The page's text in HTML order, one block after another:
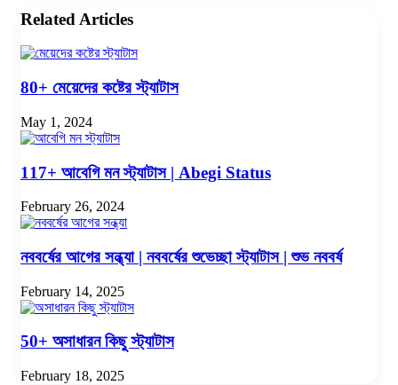
Related Articles
80+ মেয়েদের কষ্টের স্ট্যাটাস
May 1, 2024
117+ আবেগি মন স্ট্যাটাস | Abegi Status
February 26, 2024
নববর্ষের আগের সন্ধ্যা | নববর্ষের শুভেচ্ছা স্ট্যাটাস | শুভ নববর্ষ
February 14, 2025
50+ অসাধারন কিছু স্ট্যাটাস
February 18, 2025